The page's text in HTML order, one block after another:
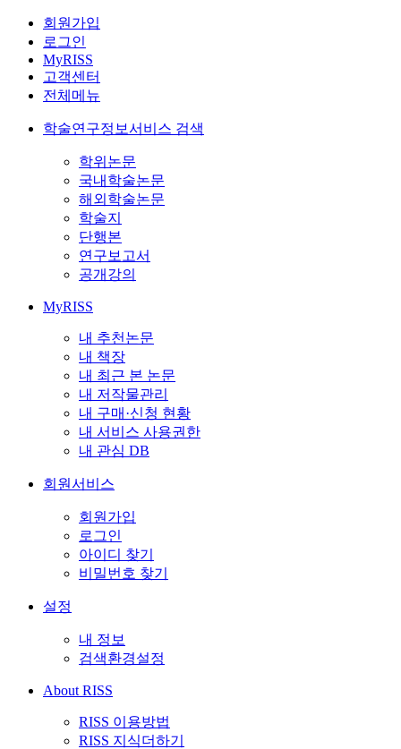
회원가입
로그인
MyRISS
고객센터
전체메뉴
학술연구정보서비스 검색
학위논문
국내학술논문
해외학술논문
학술지
단행본
연구보고서
공개강의
MyRISS
내 추천논문
내 책장
내 최근 본 논문
내 저작물관리
내 구매·신청 현황
내 서비스 사용권한
내 관심 DB
회원서비스
회원가입
로그인
아이디 찾기
비밀번호 찾기
설정
내 정보
검색환경설정
About RISS
RISS 이용방법
RISS 지식더하기